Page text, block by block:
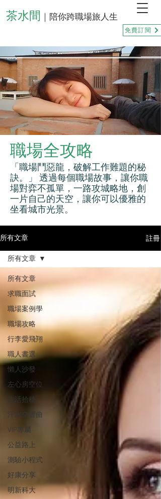
茶水間 ｜陪你跨職場旅人生
免費訂閱
職場全攻略
「職場鬥惡龍，破解工作難題的秘
訣。」 透過每個職場故事，讓你職
場對弈不孤單，一路攻城略地，創
一片自己的天空，讓你可以優雅的
坐看城市光景。
所有文章 註冊
所有文章
求職面試
職場案例學
職場攻略
行李愛飛翔
職人書選
懶人沙發
左心房空位
生活拾穗
汗水交響曲
VIP專屬
公益路上
測驗小程式
好康分享
明新科大
所有文章